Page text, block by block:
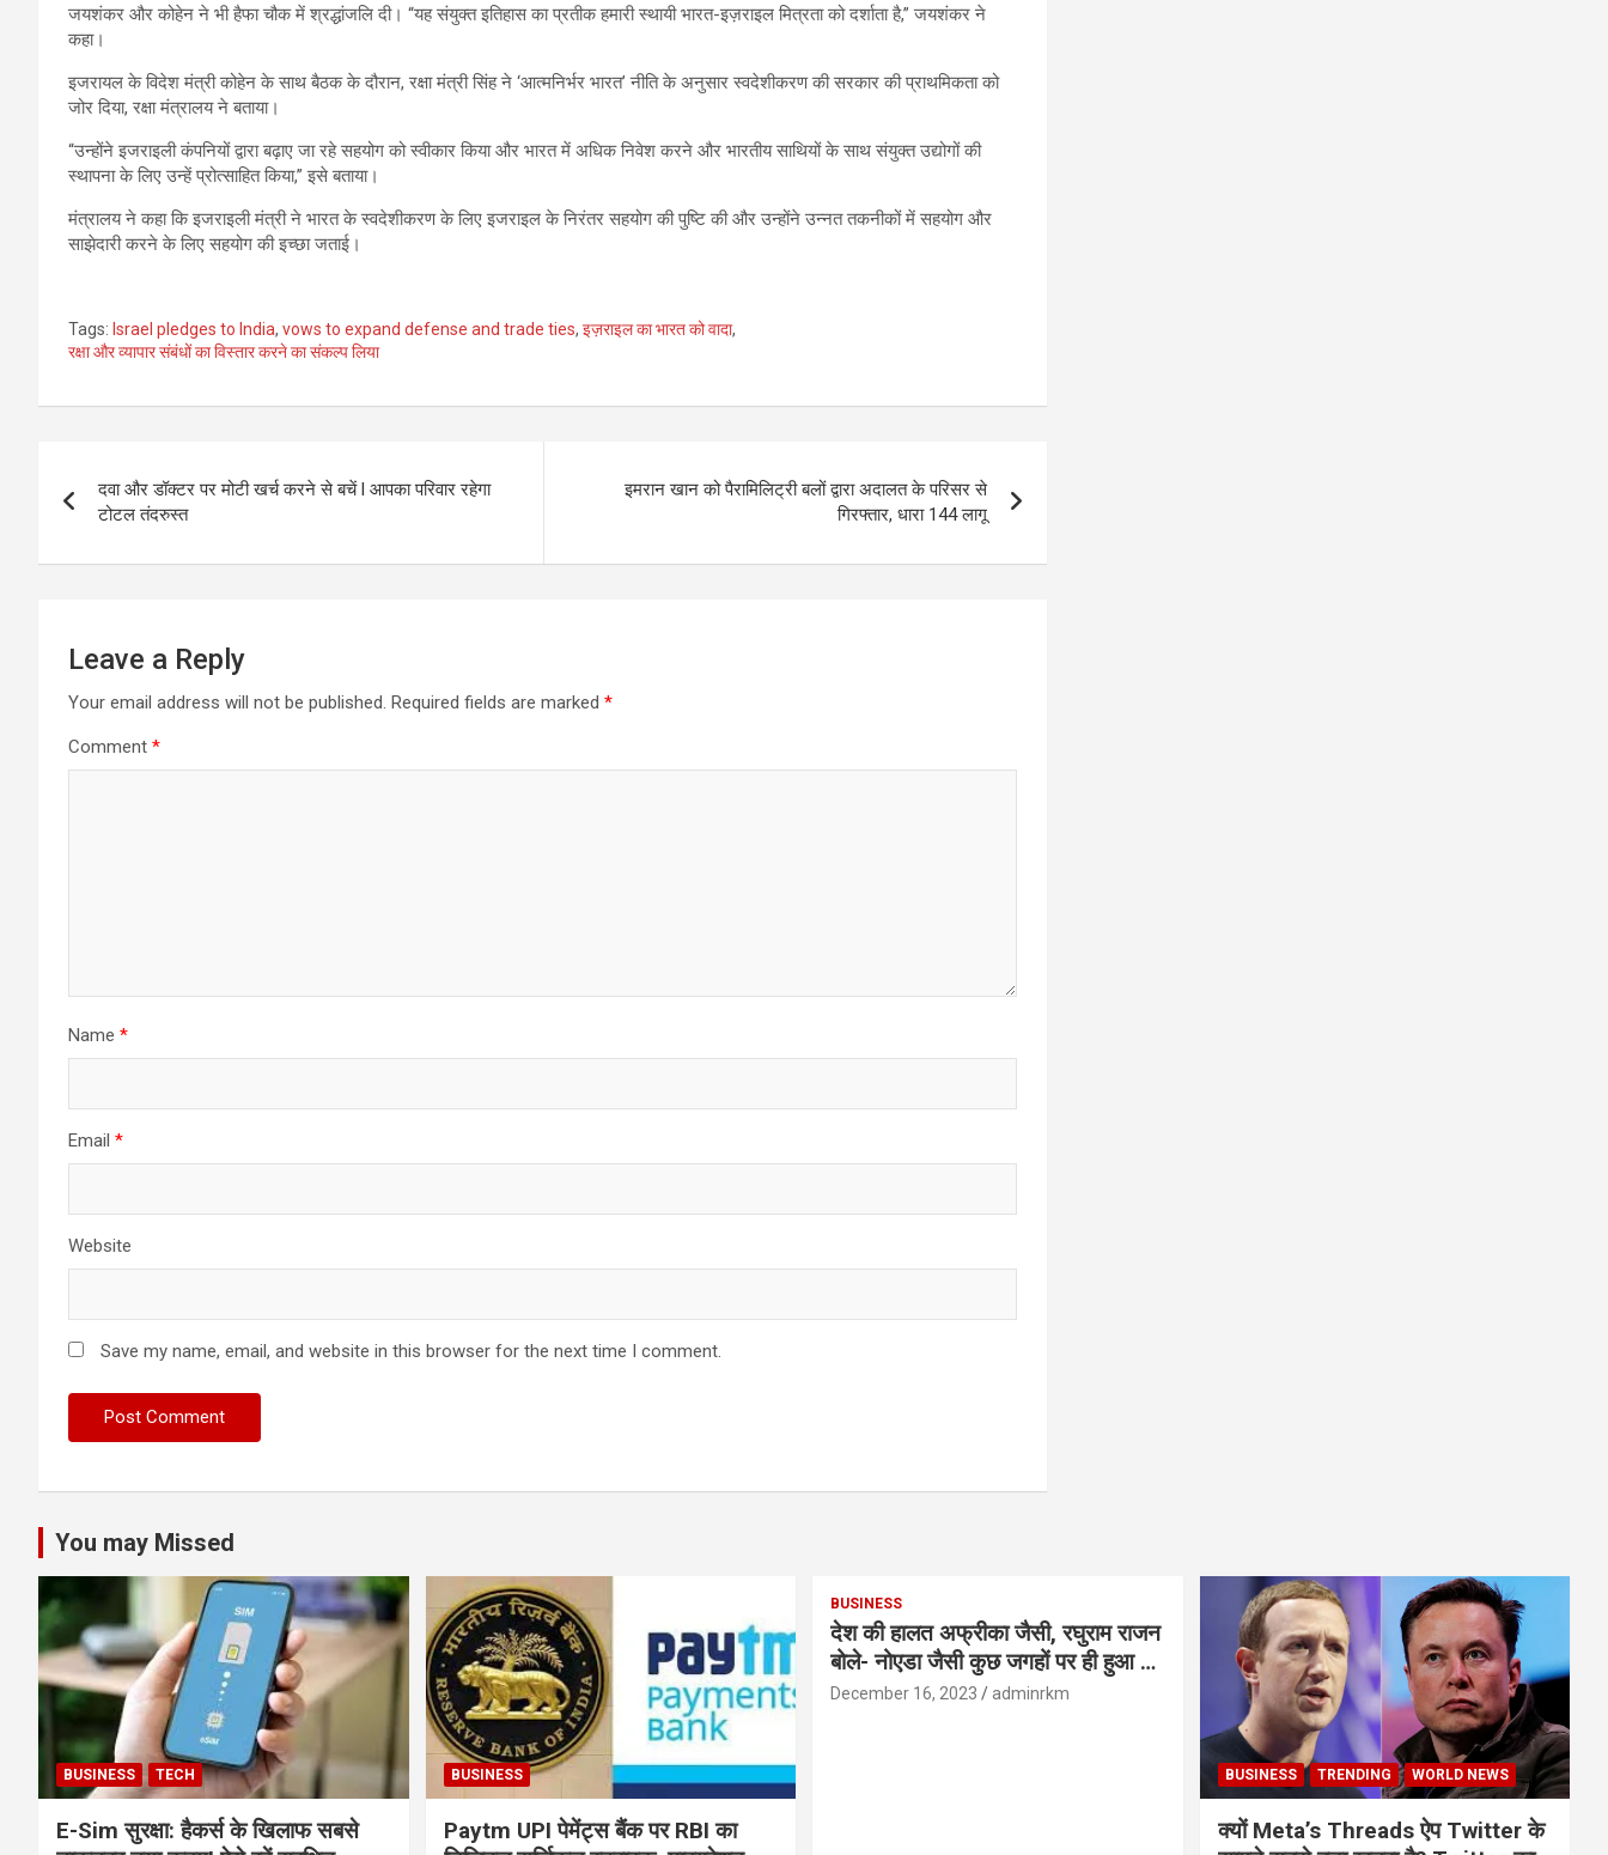
जयशंकर और कोहेन ने भी हैफा चौक में श्रद्धांजलि दी। “यह संयुक्त इतिहास का प्रतीक हमारी स्थायी भारत-इज़राइल मित्रता को दर्शाता है,” जयशंकर ने
कहा।
इजरायल के विदेश मंत्री कोहेन के साथ बैठक के दौरान, रक्षा मंत्री सिंह ने ‘आत्मनिर्भर भारत’ नीति के अनुसार स्वदेशीकरण की सरकार की प्राथमिकता को
जोर दिया, रक्षा मंत्रालय ने बताया।
“उन्होंने इजराइली कंपनियों द्वारा बढ़ाए जा रहे सहयोग को स्वीकार किया और भारत में अधिक निवेश करने और भारतीय साथियों के साथ संयुक्त उद्योगों की
स्थापना के लिए उन्हें प्रोत्साहित किया,” इसे बताया।
मंत्रालय ने कहा कि इजराइली मंत्री ने भारत के स्वदेशीकरण के लिए इजराइल के निरंतर सहयोग की पुष्टि की और उन्होंने उन्नत तकनीकों में सहयोग और
साझेदारी करने के लिए सहयोग की इच्छा जताई।
Tags: Israel pledges to India, vows to expand defense and trade ties, इज़राइल का भारत को वादा,
रक्षा और व्यापार संबंधों का विस्तार करने का संकल्प लिया
navigation
दवा और डॉक्टर पर मोटी खर्च करने से बचें l आपका परिवार रहेगा
टोटल तंदरुस्त
इमरान खान को पैरामिलिट्री बलों द्वारा अदालत के परिसर से
गिरफ्तार, धारा 144 लागू
Leave a Reply
Your email address will not be published. Required fields are marked *
Comment *
Name *
Email *
Website
Save my name, email, and website in this browser for the next time I comment.
You may Missed
BUSINESS TECH
E-Sim सुरक्षा: हैकर्स के खिलाफ सबसे
BUSINESS
Paytm UPI पेमेंट्स बैंक पर RBI का
BUSINESS
देश की हालत अफ्रीका जैसी, रघुराम राजन
बोले- नोएडा जैसी कुछ जगहों पर ही हुआ है
विकास : रघुराम राजन
December 16, 2023 adminrkm
BUSINESS TRENDING WORLD NEWS
क्यों Meta’s Threads ऐप Twitter के